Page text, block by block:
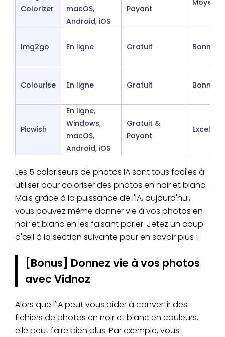
Colorizer
macOS,
Android, iOS
Payant
Img2go En ligne Gratuit Bonne
Colourise En ligne Gratuit Bonne
Picwish
En ligne,
Windows,
macOS,
Android, iOS
Gratuit &
Payant
Les 5 coloriseurs de photos IA sont tous faciles à
utiliser pour coloriser des photos en noir et blanc.
Mais grâce à la puissance de l'IA, aujourd'hui,
vous pouvez même donner vie à vos photos en
noir et blanc en les faisant parler. Jetez un coup
d'œil à la section suivante pour en savoir plus !
[Bonus] Donnez vie à vos photos
avec Vidnoz
Alors que l'IA peut vous aider à convertir des
fichiers de photos en noir et blanc en couleurs,
elle peut faire bien plus. Par exemple, vous